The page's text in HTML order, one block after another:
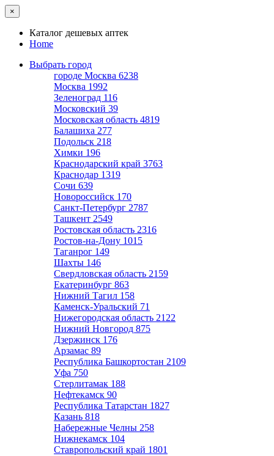
×
Каталог дешевых аптек
Home
Выбрать город
городе Москва 6238
Москва 1992
Зеленоград 116
Московский 39
Московская область 4819
Балашиха 277
Подольск 218
Химки 196
Краснодарский край 3763
Краснодар 1319
Сочи 639
Новороссийск 170
Санкт-Петербург 2787
Ташкент 2549
Ростовская область 2316
Ростов-на-Дону 1015
Таганрог 149
Шахты 146
Свердловская область 2159
Екатеринбург 863
Нижний Тагил 158
Каменск-Уральский 71
Нижегородская область 2122
Нижний Новгород 875
Дзержинск 176
Арзамас 89
Республика Башкортостан 2109
Уфа 750
Стерлитамак 188
Нефтекамск 90
Республика Татарстан 1827
Казань 818
Набережные Челны 258
Нижнекамск 104
Ставропольский край 1801